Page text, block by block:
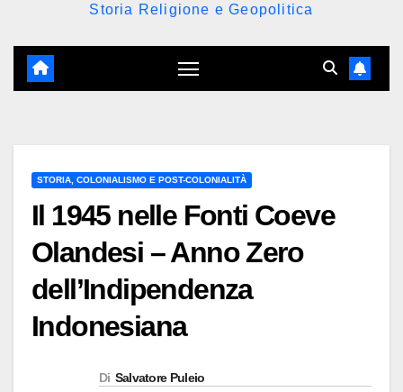
Storia Religione e Geopolitica
STORIA, COLONIALISMO E POST-COLONIALITÀ
Il 1945 nelle Fonti Coeve
Olandesi – Anno Zero
dell’Indipendenza
Indonesiana
Di Salvatore Puleio